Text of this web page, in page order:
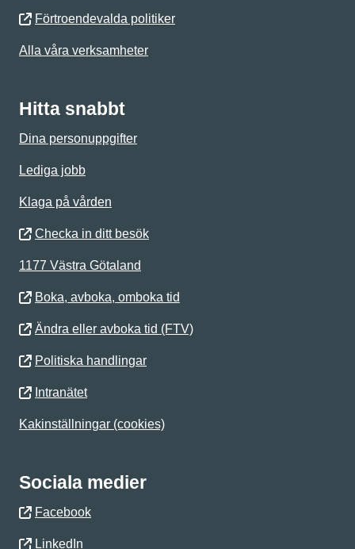
Förtroendevalda politiker
Alla våra verksamheter
Hitta snabbt
Dina personuppgifter
Lediga jobb
Klaga på vården
Checka in ditt besök
1177 Västra Götaland
Boka, avboka, omboka tid
Ändra eller avboka tid (FTV)
Politiska handlingar
Intranätet
Kakinställningar (cookies)
Sociala medier
Facebook
LinkedIn